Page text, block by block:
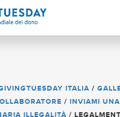
ITALIA /
/ INVIAMI
ILLEGALITÀ /